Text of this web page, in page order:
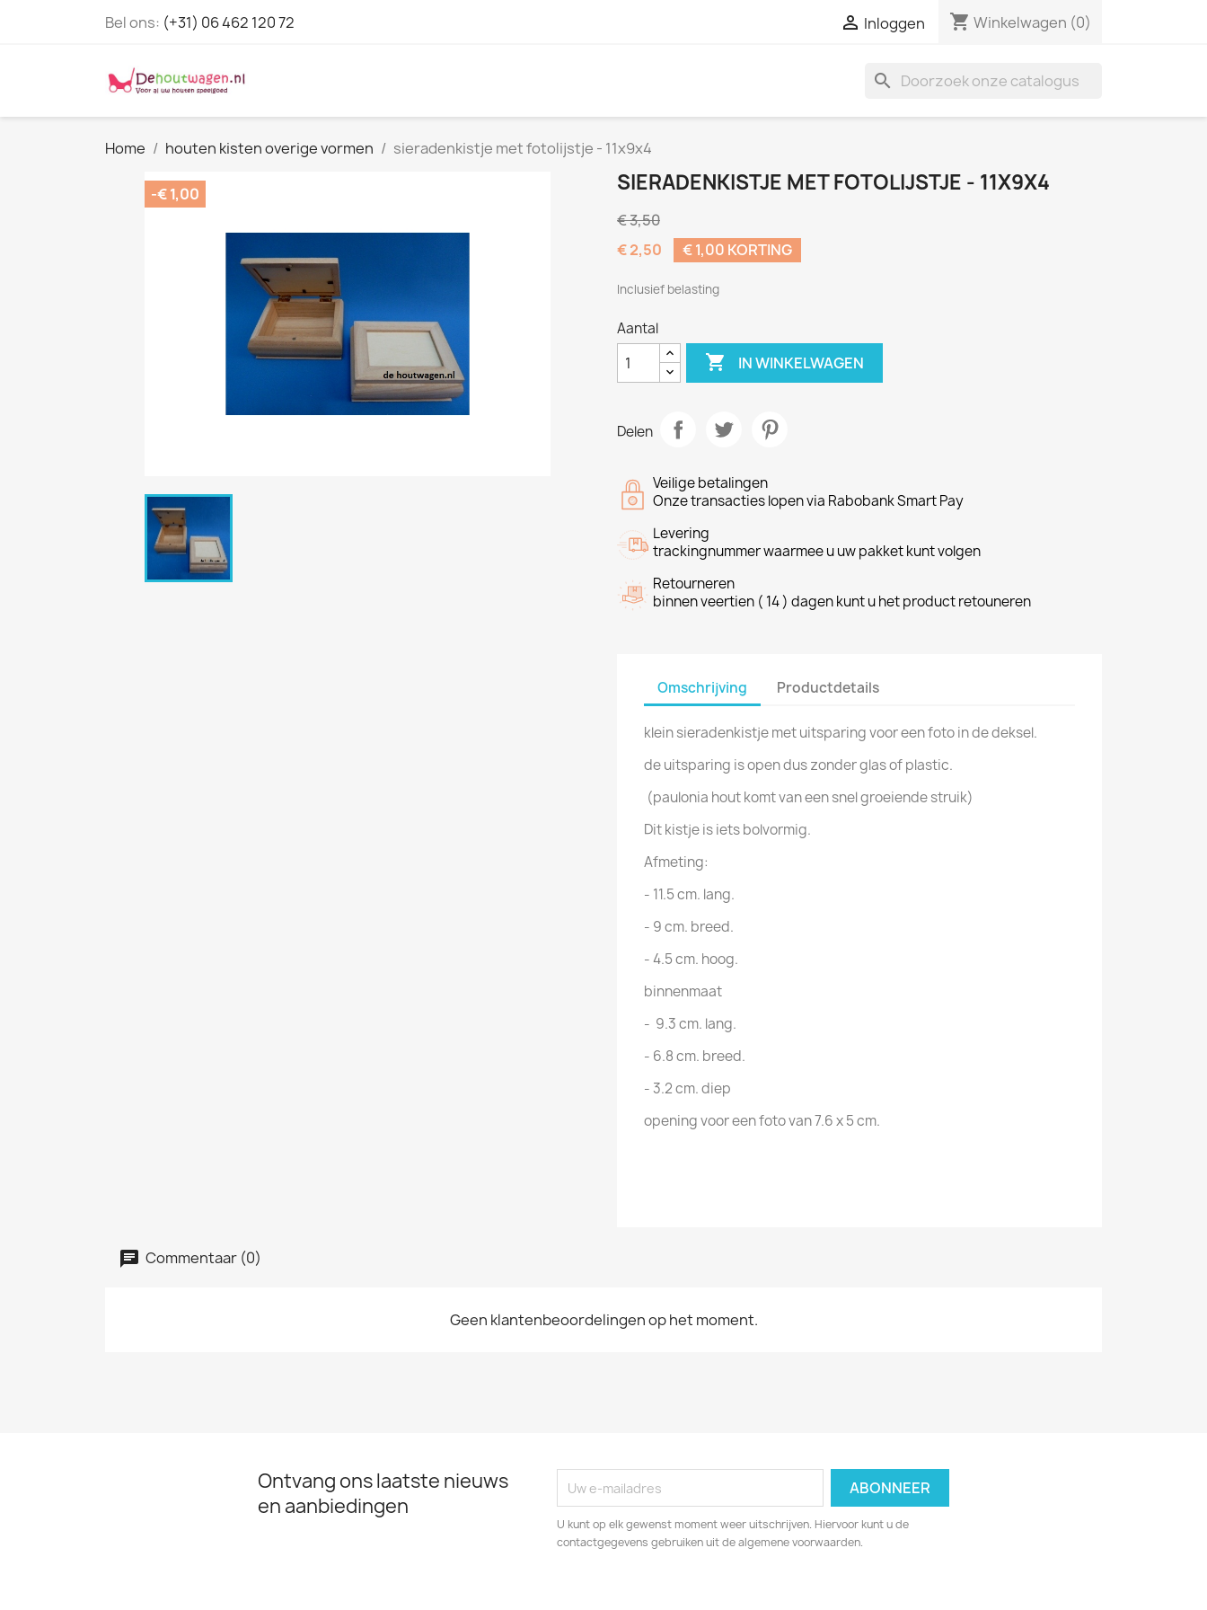
Bel ons: (+31) 06 462 120 72  Inloggen shopping_cart Winkelwagen (0)
search
Home houten kisten overige vormen sieradenkistje met fotolijstje - 11x9x4
-€ 1,00 SIERADENKISTJE MET FOTOLIJSTJE - 11X9X4
€ 3,50
€ 2,50
€ 1,00 KORTING
Inclusief belasting
Aantal
 IN WINKELWAGEN
Delen
Veilige betalingen
Onze transacties lopen via Rabobank Smart Pay
Levering
trackingnummer waarmee u uw pakket kunt volgen
Retourneren
binnen veertien ( 14 ) dagen kunt u het product retouneren
Omschrijving Productdetails
klein sieradenkistje met uitsparing voor een foto in de deksel.
de uitsparing is open dus zonder glas of plastic.
(paulonia hout komt van een snel groeiende struik)
Dit kistje is iets bolvormig.
Afmeting:
- 11.5 cm. lang.
- 9 cm. breed.
- 4.5 cm. hoog.
binnenmaat
- 9.3 cm. lang.
- 6.8 cm. breed.
- 3.2 cm. diep
opening voor een foto van 7.6 x 5 cm.
Commentaar (0)
Geen klantenbeoordelingen op het moment.
Ontvang ons laatste nieuws
en aanbiedingen
U kunt op elk gewenst moment weer uitschrijven. Hiervoor kunt u de
contactgegevens gebruiken uit de algemene voorwaarden.